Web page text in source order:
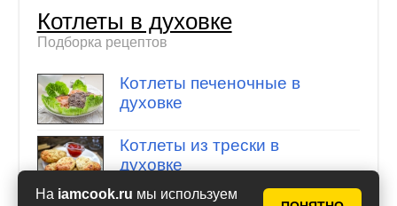
На iamcook.ru мы используем
Котлеты в духовке
Подборка рецептов
Котлеты печеночные в
духовке
Котлеты из трески в
духовке